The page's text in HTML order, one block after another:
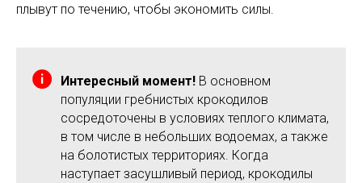
плывут по течению, чтобы экономить силы.
Интересный момент! В основном
популяции гребнистых крокодилов
сосредоточены в условиях теплого климата,
в том числе в небольших водоемах, а также
на болотистых территориях. Когда
наступает засушливый период, крокодилы